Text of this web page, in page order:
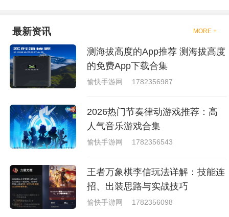
够去进行体验的，我们也是能够
就是收集了一些有意思的拳击游
戏，相信你们一定会喜欢的。
最新资讯 MORE +
测海拔高度的App推荐 测海拔高度
的免费App下载合集
愉快手游网 1782356987
2026热门节奏律动游戏推荐：高
人气音乐游戏合集
愉快手游网 1782356543
王者万象棋李信玩法详解：技能连
招、出装思路与实战技巧
愉快手游网 1782356098